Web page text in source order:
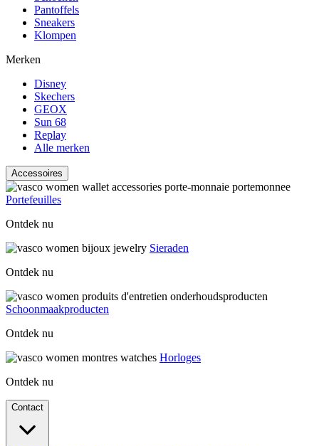
Pantoffels
Sneakers
Klompen
Merken
Disney
Skechers
GEOX
Sun 68
Replay
Alle merken
Accessoires
Portefeuilles
Ontdek nu
Sieraden
Ontdek nu
Schoonmaakproducten
Ontdek nu
Horloges
Ontdek nu
Contact